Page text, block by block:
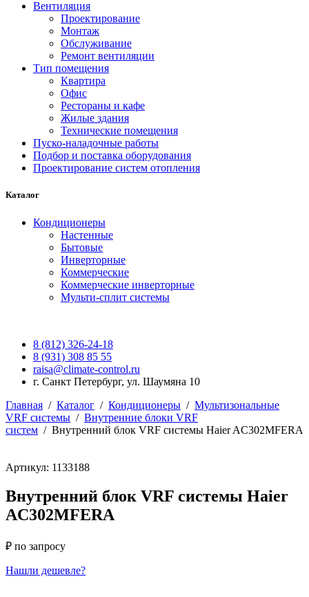
Вентиляция
Проектирование
Монтаж
Обслуживание
Ремонт вентиляции
Тип помещения
Квартира
Офис
Рестораны и кафе
Жилые здания
Технические помещения
Пуско-наладочные работы
Подбор и поставка оборудования
Проектирование систем отопления
Каталог
Кондиционеры
Настенные
Бытовые
Инверторные
Коммерческие
Коммерческие инверторные
Мульти-сплит системы
8 (812) 326-24-18
8 (931) 308 85 55
raisa@climate-control.ru
г. Санкт Петербург, ул. Шаумяна 10
Главная / Каталог / Кондиционеры / Мультизональные
VRF системы / Внутренние блоки VRF
систем / Внутренний блок VRF системы Haier AC302MFERA
Артикул: 1133188
Внутренний блок VRF системы Haier
AC302MFERA
₽ по запросу
Нашли дешевле?